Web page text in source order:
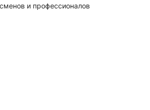
и профессионалов